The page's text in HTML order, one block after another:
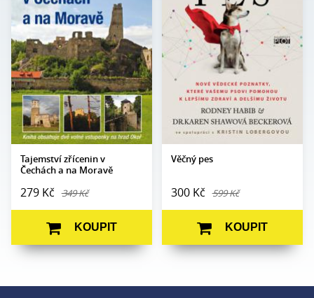
Tajemství zřícenin v
Čechách a na Moravě
279 Kč 349 Kč
Wagnerová
Edice:
mimo edice
Počet stran:
200
Formát:
160 x 230
Vazba:
V8a (pevná)
Obrazová
část:
Barevné fotografie
Datum
vydání:
27. 10. 2011
KOUPIT
Věčný pes
300 Kč 599 Kč
Shawová Beckerová
Edice:
Edukace
Počet
stran:
408
Formát:
165 x 237
Vazba:
V8a (pevná)
Datum
vydání:
28. 5. 2024
KOUPIT